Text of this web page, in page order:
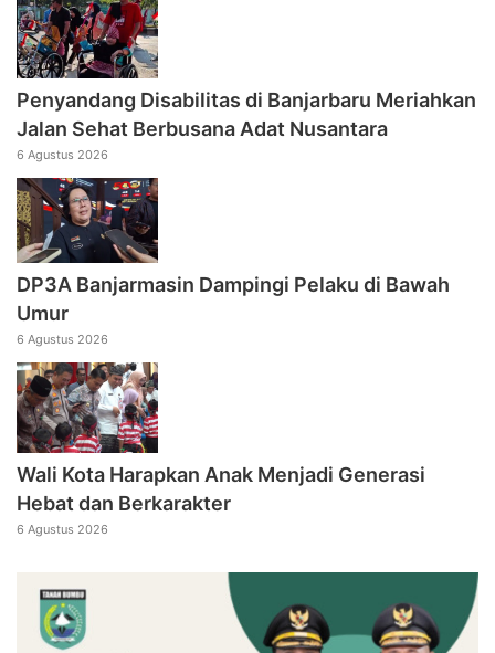
Penyandang Disabilitas di Banjarbaru Meriahkan
Jalan Sehat Berbusana Adat Nusantara
6 Agustus 2026
DP3A Banjarmasin Dampingi Pelaku di Bawah
Umur
6 Agustus 2026
Wali Kota Harapkan Anak Menjadi Generasi
Hebat dan Berkarakter
6 Agustus 2026